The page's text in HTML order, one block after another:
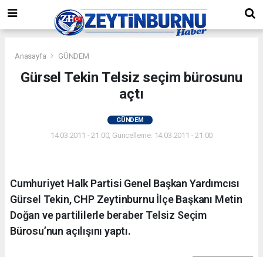
Anasayfa GÜNDEM
Gürsel Tekin Telsiz seçim bürosunu
açtı
GÜNDEM
14.03.2011 - 21:00, Güncelleme: 14.03.2011 - 21:00
Cumhuriyet Halk Partisi Genel Başkan Yardımcısı
Gürsel Tekin, CHP Zeytinburnu İlçe Başkanı Metin
Doğan ve partililerle beraber Telsiz Seçim
Bürosu’nun açılışını yaptı.